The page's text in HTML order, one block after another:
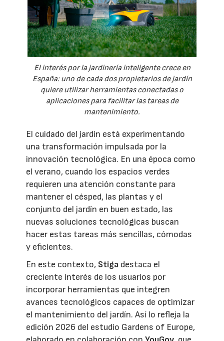
El interés por la jardinería inteligente crece en
España: uno de cada dos propietarios de jardín
quiere utilizar herramientas conectadas o
aplicaciones para facilitar las tareas de
mantenimiento.
El cuidado del jardín está experimentando
una transformación impulsada por la
innovación tecnológica. En una época como
el verano, cuando los espacios verdes
requieren una atención constante para
mantener el césped, las plantas y el
conjunto del jardín en buen estado, las
nuevas soluciones tecnológicas buscan
hacer estas tareas más sencillas, cómodas
y eficientes.
En este contexto, Stiga destaca el
creciente interés de los usuarios por
incorporar herramientas que integren
avances tecnológicos capaces de optimizar
el mantenimiento del jardín. Así lo refleja la
edición 2026 del estudio Gardens of Europe,